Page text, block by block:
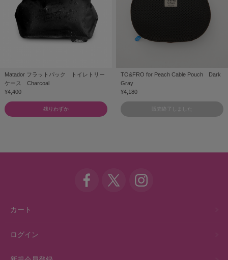
Matador フラットパック トイレトリー
ケース Charcoal
¥4,400
残りわずか
TO&FRO for Peach Cable Pouch Dark
Gray
¥4,180
販売終了しました
カート
ログイン